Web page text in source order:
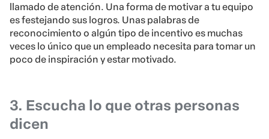
llamado de atención. Una forma de motivar a tu equipo
es festejando sus logros. Unas palabras de
reconocimiento o algún tipo de incentivo es muchas
veces lo único que un empleado necesita para tomar un
poco de inspiración y estar motivado.
3. Escucha lo que otras personas
dicen